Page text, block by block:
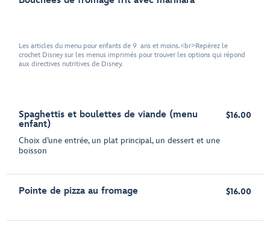
Les articles du menu pour enfants de 9 ans et moins.<br>Repérez le
crochet Disney sur les menus imprimés pour trouver les options qui répond
aux directives nutritives de Disney.
Spaghettis et boulettes de viande (menu
enfant)
Choix d’une entrée, un plat principal, un dessert et une
boisson
$16.00
Pointe de pizza au fromage $16.00